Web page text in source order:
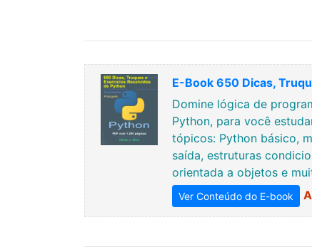
E-Book 650 Dicas,
Domine lógica de
Python, para você
tópicos: Python básico,
saída, estruturas
orientada a objetos e
Ver Conteúdo do E-book